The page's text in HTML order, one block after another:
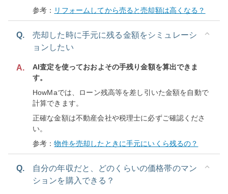
参考： リフォームしてから売ると売却額は高くなる？
Q.
売却した時に手元に残る金額をシミュレーシ
ョンしたい
A.
AI査定を使っておおよその手残り金額を算出できま
す。
HowMaでは、ローン残高等を差し引いた金額を自動で
計算できます。
正確な金額は不動産会社や税理士に必ずご確認くださ
い。
参考：物件を売却したときに手元にいくら残るの？
Q.
自分の年収だと、どのくらいの価格帯のマン
ションを購入できる？